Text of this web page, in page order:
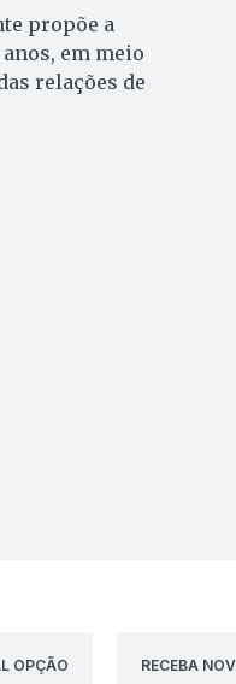
propõe a
em meio
relações de
OPÇÃO
RECEBA